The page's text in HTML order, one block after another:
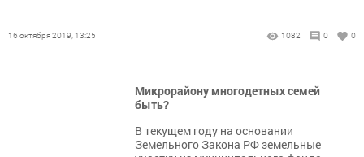
16 октября 2019, 13:25 1082 0 0
Микрорайону многодетных семей
быть?
В текущем году на основании
Земельного Закона РФ земельные